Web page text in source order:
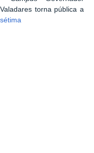
Valadares torna pública a
sétima